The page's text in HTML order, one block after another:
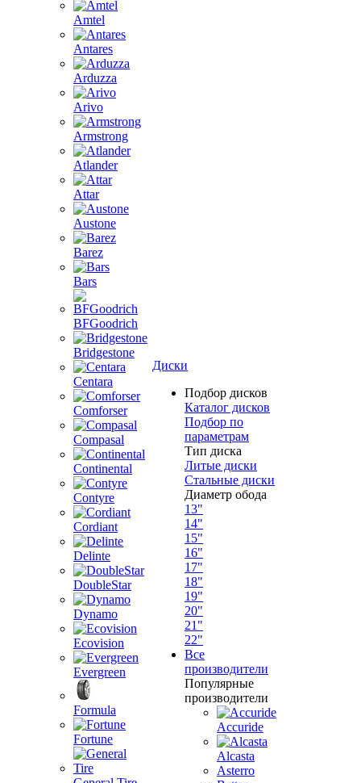
Amtel
Antares
Arduzza
Arivo
Armstrong
Atlander
Attar
Austone
Barez
Bars
BFGoodrich
Bridgestone
Centara
Comforser
Compasal
Continental
Contyre
Cordiant
Delinte
DoubleStar
Dynamo
Ecovision
Evergreen
Formula
Fortune
Диски
Подбор дисков
Каталог дисков
Подбор по
параметрам
Тип диска
Литые диски
Стальные диски
Диаметр обода
13"
14"
15"
16"
17"
18"
19"
20"
21"
22"
Все
производители
Популярные
производители
Accuride
Alcasta
Asterro